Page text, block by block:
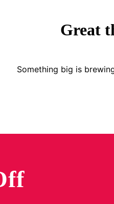
Great
Something big is